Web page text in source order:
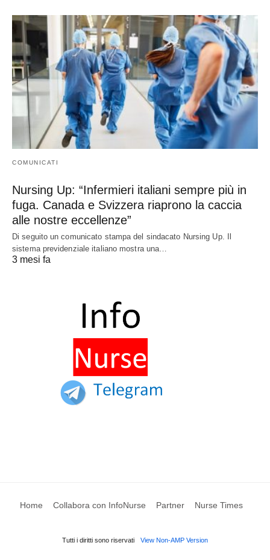
COMUNICATI
Nursing Up: “Infermieri italiani sempre più in
fuga. Canada e Svizzera riaprono la caccia
alle nostre eccellenze”
Di seguito un comunicato stampa del sindacato Nursing Up. Il
sistema previdenziale italiano mostra una…
3 mesi fa
Home Collabora con InfoNurse Partner Nurse Times
Tutti i diritti sono riservati View Non-AMP Version